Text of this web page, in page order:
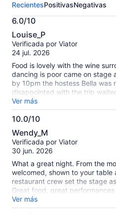
actividad.
Más
información
sobre
las
opiniones
RecientesPositivasNegativas
6.0/10
6.0
de
10
Louise_P
Verificada por Viator
24 jul. 2026
Food is lovely with the wine
dancing is poor came on stage
by 10pm the hostess Bella
disappointed with the trip
food courses 1 hour after having
Ver más
10.0/10
10.0
de
10
Wendy_M
Verificada por Viator
30 jun. 2026
What a great night. From the
welcomed, shown to your table
restaurant crew set the stage
Great food, great
flowing. Opportunity to dance
have finished. A night not to be
Ver más